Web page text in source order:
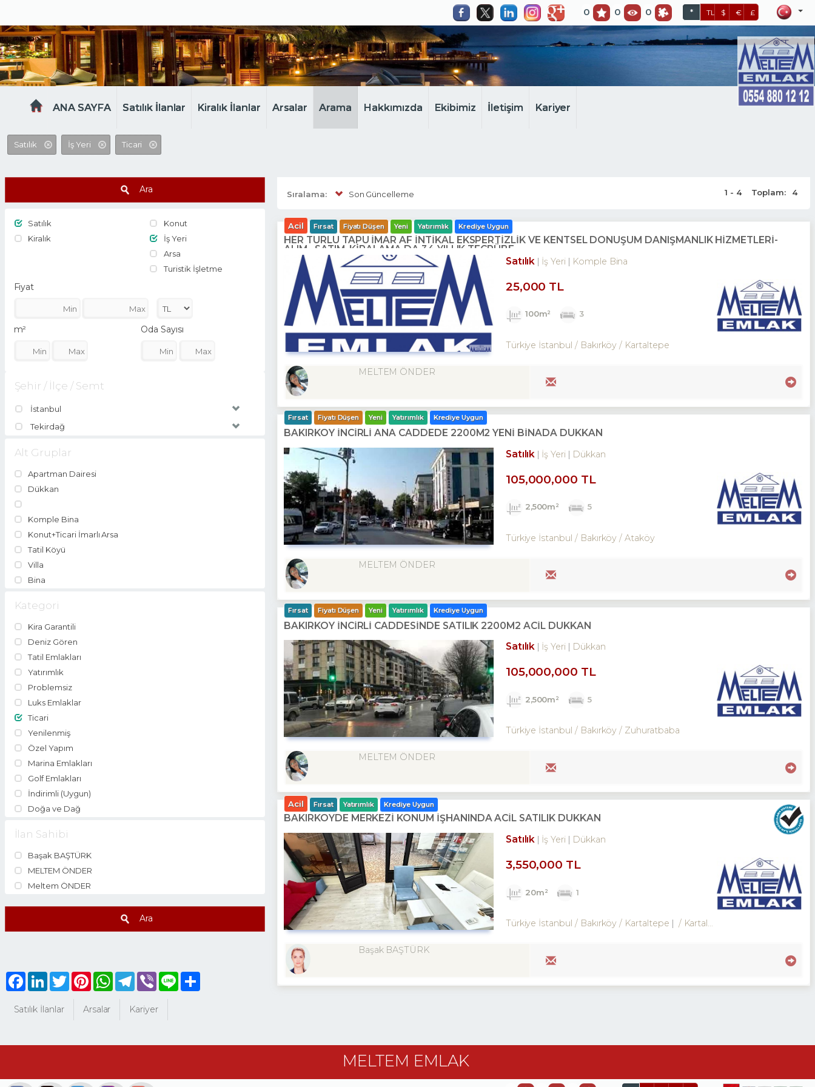
0 0 0 * TL $ € £
ANA SAYFA Satılık İlanlar Kiralık İlanlar Arsalar Arama Hakkımızda Ekibimiz İletişim Kariyer
Satılık İş Yeri Ticari
Ara
Satılık
Kiralık
Konut
İş Yeri
Arsa
Turistik İşletme
Fiyat
m² Oda Sayısı
Şehir / İlçe / Semt
İstanbul
Tekirdağ
Alt Gruplar
Apartman Dairesi
Dükkan
Komple Bina
Konut+Ticari İmarlı Arsa
Tatil Köyü
Villa
Bina
Kategori
Kira Garantili
Deniz Gören
Tatil Emlakları
Yatırımlık
Problemsiz
Luks Emlaklar
Ticari
Yenilenmiş
Özel Yapım
Marina Emlakları
Golf Emlakları
İndirimli (Uygun)
Doğa ve Dağ
İlan Sahibi
Başak BAŞTÜRK
MELTEM ÖNDER
Meltem ÖNDER
Ara
Sıralama: Son Güncelleme 1 - 4 Toplam: 4
Acil Fırsat Fiyatı Düşen Yeni Yatırımlık Krediye Uygun
HER TÜRLÜ TAPU İMAR AF İNTİKAL EKSPERTİZLİK VE KENTSEL DÖNÜŞÜM DANIŞMANLIK HİZMETLERİ-
ALIM . SATIM. KİRALAMA DA 34 YILLIK TECRÜBE.
Satılık
İş Yeri Komple Bina
25,000 TL
100m² 3
Türkiye İstanbul / Bakırköy / Kartaltepe
MELTEM ÖNDER
Fırsat Fiyatı Düşen Yeni Yatırımlık Krediye Uygun
BAKIRKÖY İNCİRLİ ANA CADDEDE 2200M2 YENİ BİNADA DÜKKAN
Satılık
İş Yeri Dükkan
105,000,000 TL
2,500m² 5
Türkiye İstanbul / Bakırköy / Ataköy
MELTEM ÖNDER
Fırsat Fiyatı Düşen Yeni Yatırımlık Krediye Uygun
BAKIRKÖY İNCİRLİ CADDESINDE SATILIK 2200M2 ACİL DÜKKAN
Satılık
İş Yeri Dükkan
105,000,000 TL
2,500m² 5
Türkiye İstanbul / Bakırköy / Zuhuratbaba
MELTEM ÖNDER
Acil Fırsat Yatırımlık Krediye Uygun
BAKIRKÖYDE MERKEZİ KONUM İŞHANINDA ACİL SATILIK DÜKKAN
Satılık
İş Yeri Dükkan
3,550,000 TL
20m² 1
Türkiye İstanbul / Bakırköy / Kartaltepe / Kartaltepe Mah.
Başak BAŞTÜRK
Satılık İlanlar Arsalar Kariyer
Facebook
LinkedInTwitterPinterestWhatsAppTelegram
Viber Line Share
MELTEM EMLAK